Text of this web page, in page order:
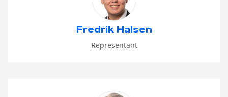
Fredrik Halsen
Representant